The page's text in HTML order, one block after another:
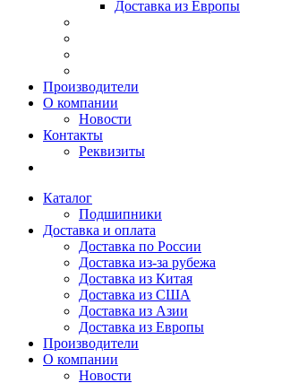
Доставка из Европы
Производители
О компании
Новости
Контакты
Реквизиты
Каталог
Подшипники
Доставка и оплата
Доставка по России
Доставка из-за рубежа
Доставка из Китая
Доставка из США
Доставка из Азии
Доставка из Европы
Производители
О компании
Новости